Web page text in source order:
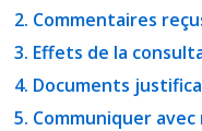
Commentaires
Effets de la
Documents
Communiquer avec